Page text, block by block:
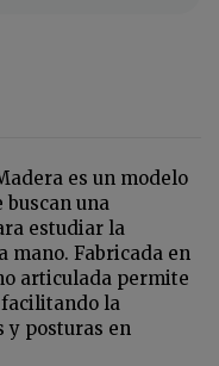
es un modelo
una
estudiar la
mano. Fabricada en
articulada permite
la
y posturas en